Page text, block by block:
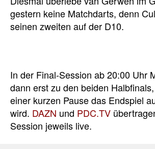
gestern keine Matchdarts, denn
seinen zweiten auf der D10.
In der Final-Session ab 20:00 Uhr
dann erst zu den beiden
einer kurzen Pause das Endspiel
wird. DAZN und PDC.TV
Session jeweils live.